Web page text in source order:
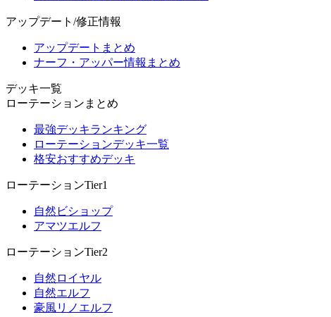
アップデート/修正情報
アップデートまとめ
ナーフ・アッパー情報まとめ
デッキ一覧
ローテーションまとめ
最強デッキランキング
ローテーションデッキ一覧
格安おすすめデッキ
ローテーションTier1
自然ビショップ
アマツエルフ
ローテーションTier2
自然ロイヤル
自然エルフ
豪風リノエルフ